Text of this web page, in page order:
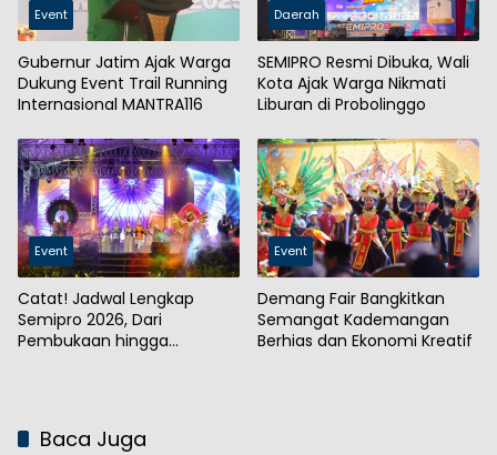
Event
Gubernur Jatim Ajak Warga
Dukung Event Trail Running
Internasional MANTRA116
Daerah
SEMIPRO Resmi Dibuka, Wali
Kota Ajak Warga Nikmati
Liburan di Probolinggo
Event
Catat! Jadwal Lengkap
Semipro 2026, Dari
Pembukaan hingga
Event
Demang Fair Bangkitkan
Semangat Kademangan
Berhias dan Ekonomi Kreatif
Baca Juga